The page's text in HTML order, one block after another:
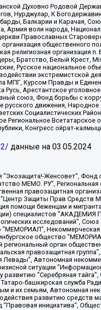
Духовно Родовой
Нурджулар, К
Балкарии и Карачая,
воли народа,
Православных
общественного
религиозная
Братство, Белый Крест,
Русское национальное
экстремистской
Курсом Правды и
Русь, Арестантское
союз, Фонд борьбы с
движения,
Социалистических
Региональное
Конгресс ойрат-
данные на 03.05.2024
Свободная Европа/Радио Свобода", Чешское информационное агентство "MEDIUM-ORIENT", Красноярская региональная общественная организация "Мы против СПИДа", Камалягин Денис Николаевич, Маркелов Сергей Евгеньевич, Пономарев Лев Александрович, Савицкая Людмила Алексеевна, Автономная некоммерческая организация "Центр по работе с проблемой насилия "НАСИЛИЮ.НЕТ", Межрегиональный профессиональный союз работников здравоохранения "Альянс врачей", Юридическое лицо, зарегистрированное в Латвийской Республике, SIA "Medusa Project" (регистрационный номер 40103797863, дата регистрации 10.06.2014), Некоммерческая организация "Фонд по борьбе с коррупцией", Автономная некоммерческая организация "Институт права и публичной политики", Баданин Роман Сергеевич, Гликин Максим Александрович, Железнова Мария Михайловна, Лукьянова Юлия Сергеевна, Маетная Елизавета Витальевна, Маняхин Петр Борисович, Чуракова Ольга Владимировна, Ярош Юлия Петровна, Юридическое лицо "The Insider SIA", зарегистрированное в Риге, Латвийская Республика (дата регистрации 26.06.2015), являющееся администратором доменного имени интернет-издания "The Insider SIA", https://theins.ru, Постернак Алексей Евгеньевич, Рубин Михаил Аркадьевич, Анин Роман Александрович, Юридическое лицо Istories fonds, зарегистрированное в Латвийской Республике (регистрационный номер 50008295751, дата регистрации 24.02.2020), Великовский Дмитрий Александрович, Долинина Ирина Николаевна, Мароховская